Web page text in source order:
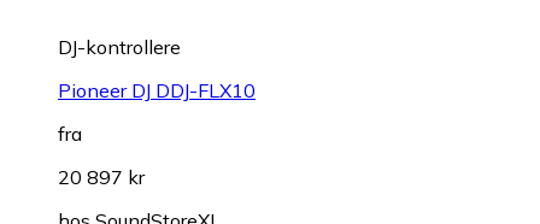
DJ-kontrollere
Pioneer DJ DDJ-FLX10
fra
20 897 kr